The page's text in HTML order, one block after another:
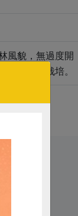
風貌，無過度開
自然方式栽培。